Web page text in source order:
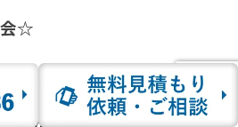
会☆
☆